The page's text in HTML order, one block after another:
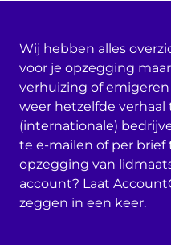
Wij hebben alles
voor je opzegging
verhuizing of
weer hetzelfde
(internationale)
te e-mailen of per
opzegging van
account? Laat
zeggen in een keer.